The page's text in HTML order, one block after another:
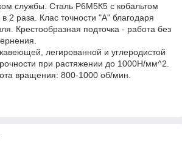
службы. Сталь Р6М5К5 с кобальтом
2 раза. Клас точности "А" благодаря
Крестообразная подточка - работа без
легированной и углеродистой
при растяжении до 1000Н/мм^2.
вращения: 800-1000 об/мин.